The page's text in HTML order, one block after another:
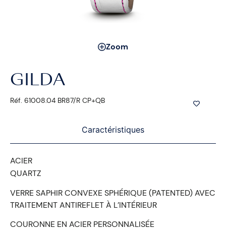
Zoom
GILDA
Réf. 61008.04 BR87/R CP+QB
Caractéristiques
ACIER
QUARTZ
VERRE SAPHIR CONVEXE SPHÉRIQUE (PATENTED) AVEC
TRAITEMENT ANTIREFLET À L’INTÉRIEUR
COURONNE EN ACIER PERSONNALISÉE